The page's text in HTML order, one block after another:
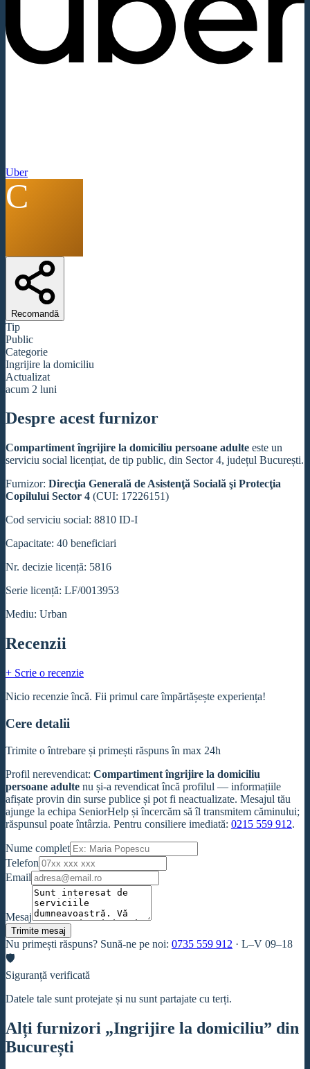
Uber
C
Recomandă
Tip
Public
Categorie
Ingrijire la domiciliu
Actualizat
acum 2 luni
Despre acest furnizor
Compartiment îngrijire la domiciliu persoane adulte este un
serviciu social licențiat, de tip public, din Sector 4, județul București.
Furnizor: Direcţia Generală de Asistenţă Socială şi Protecţia
Copilului Sector 4 (CUI: 17226151)
Cod serviciu social: 8810 ID-I
Capacitate: 40 beneficiari
Nr. decizie licență: 5816
Serie licență: LF/0013953
Mediu: Urban
Recenzii
+ Scrie o recenzie
Nicio recenzie încă. Fii primul care împărtășește experiența!
Cere detalii
Trimite o întrebare și primești răspuns în max 24h
Profil nerevendicat: Compartiment îngrijire la domiciliu
persoane adulte nu și-a revendicat încă profilul — informațiile
afișate provin din surse publice și pot fi neactualizate. Mesajul tău
ajunge la echipa SeniorHelp și încercăm să îl transmitem căminului;
răspunsul poate întârzia. Pentru consiliere imediată: 0215 559 912.
Nume complet
Telefon
Email
Mesaj
Trimite mesaj
Nu primești răspuns? Sună-ne pe noi: 0735 559 912 · L–V 09–18
🛡
Siguranță verificată
Datele tale sunt protejate și nu sunt partajate cu terți.
Alți furnizori „Ingrijire la domiciliu” din
București